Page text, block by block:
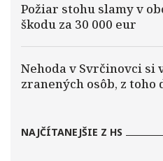
Požiar stohu slamy v
škodu za 30 000 eur
Nehoda v Svrčinovci si
zranených osôb, z toho
NAJČÍTANEJŠIE Z HS